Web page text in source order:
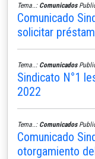
Tema..: Comunicados
Comunicado
solicitar
Tema..: Comunicados
Sindicato N°1
2022
Tema..: Comunicados
Comunicado
otorgamiento